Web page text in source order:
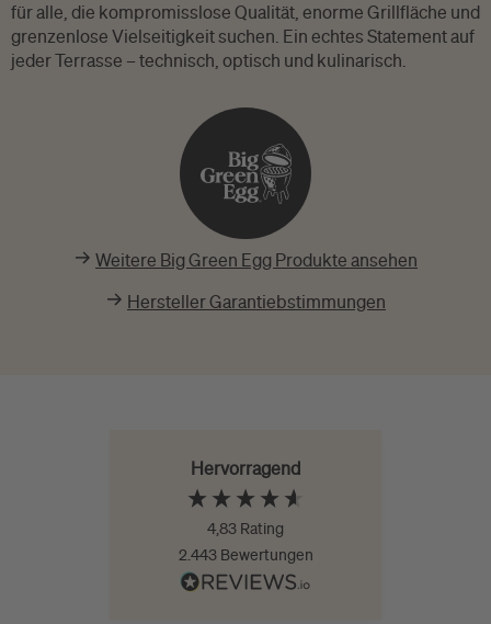
für alle, die kompromisslose Qualität, enorme Grillfläche und
grenzenlose Vielseitigkeit suchen. Ein echtes Statement auf
jeder Terrasse – technisch, optisch und kulinarisch.
Weitere Big Green Egg Produkte ansehen
Hersteller Garantiebstimmungen
Hervorragend
4,83 Rating
2.443 Bewertungen